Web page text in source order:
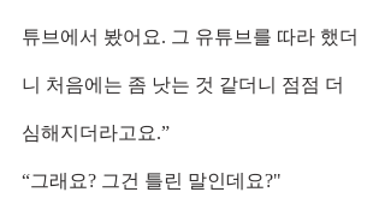
튜브에서 봤어요. 그 유튜브를 따라 했더
니 처음에는 좀 낫는 것 같더니 점점 더
심해지더라고요.”
“그래요? 그건 틀린 말인데요?"